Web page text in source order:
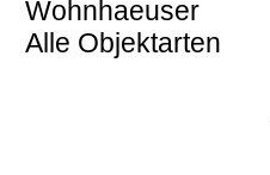
Wohnhaeuser
Alle Objektarten